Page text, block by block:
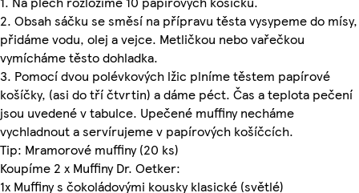
2. Obsah sáčku se směsí na přípravu těsta vysypeme do mísy,
přidáme vodu, olej a vejce. Metličkou nebo vařečkou
vymícháme těsto dohladka.
3. Pomocí dvou polévkových lžic plníme těstem papírové
košíčky, (asi do tří čtvrtin) a dáme péct. Čas a teplota pečení
jsou uvedené v tabulce. Upečené muffiny necháme
vychladnout a servírujeme v papírových košíčcích.
Tip: Mramorové muffiny (20 ks)
Koupíme 2 x Muffiny Dr. Oetker:
1x Muffiny s čokoládovými kousky klasické (světlé)